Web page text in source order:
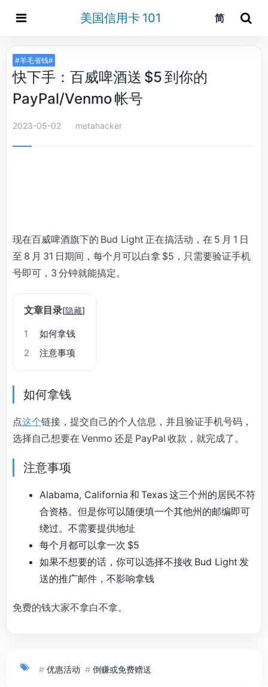
美国信用卡 101 简
#羊毛省钱#
快下手：百威啤酒送 $5 到你的
PayPal/Venmo 帐号
2023-05-02 metahacker
现在百威啤酒旗下的 Bud Light 正在搞活动，在 5 月 1 日
至 8 月 31 日期间，每个月可以白拿 $5，只需要验证手机
号即可，3 分钟就能搞定。
文章目录[隐藏]
1
如何拿钱
2
注意事项
如何拿钱
点这个链接，提交自己的个人信息，并且验证手机号码，
选择自己想要在 Venmo 还是 PayPal 收款，就完成了。
注意事项
Alabama, California 和 Texas 这三个州的居民不符
合资格。但是你可以随便填一个其他州的邮编即可
绕过。不需要提供地址
每个月都可以拿一次 $5
如果不想要的话，你可以选择不接收 Bud Light 发
送的推广邮件，不影响拿钱
免费的钱大家不拿白不拿。
# 优惠活动 # 倒赚或免费赠送